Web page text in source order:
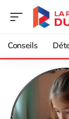
Conseils